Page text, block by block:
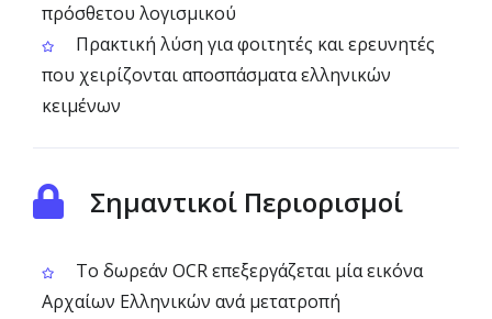
πρόσθετου λογισμικού
Πρακτική λύση για φοιτητές και ερευνητές
που χειρίζονται αποσπάσματα ελληνικών
κειμένων
Σημαντικοί Περιορισμοί
Το δωρεάν OCR επεξεργάζεται μία εικόνα
Αρχαίων Ελληνικών ανά μετατροπή